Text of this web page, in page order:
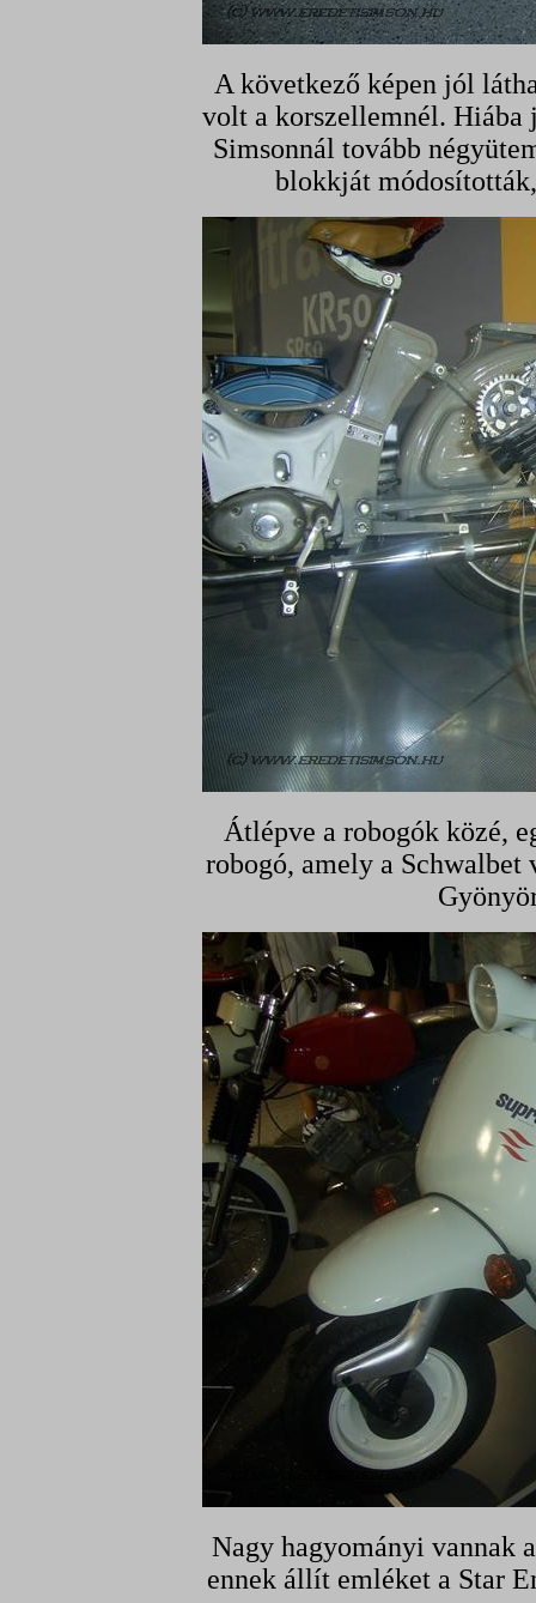
A következő képen jól
volt a korszellemnél. Hiába
Simsonnál tovább
blokkját
Átlépve a robogók közé,
robogó, amely a Schwalbet
Nagy hagyományi vannak
ennek állít emléket a Star